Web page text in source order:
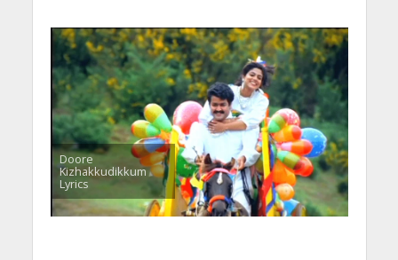
Doore
Kizhakkudikkum
Lyrics